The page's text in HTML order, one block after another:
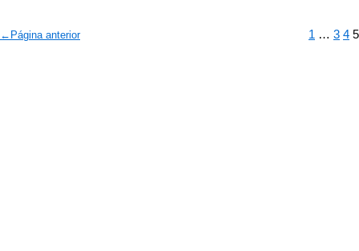
← Página anterior 1 … 3 4 5